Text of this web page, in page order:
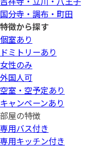
国分寺・調布・町田
特徴から探す
個室あり
ドミトリーあり
女性のみ
外国人可
空室・空予定あり
キャンペーンあり
部屋の特徴
専用バス付き
専用キッチン付き